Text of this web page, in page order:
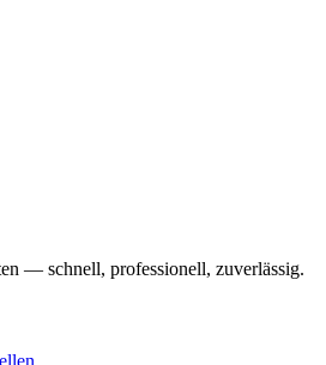
— schnell, professionell, zuverlässig.